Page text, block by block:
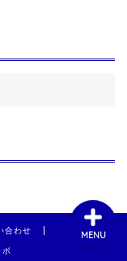
合わせ MENU